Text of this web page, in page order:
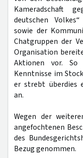
Kameradschaft
deutschen Volkes“
sowie der
Chatgruppen der
Organisation
Aktionen vor.
Kenntnisse im
er strebt überdies
an.
Wegen der
angefochtenen
des
Bezug genommen.